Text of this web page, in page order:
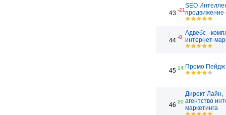
43 -21
SEO
продвижение
44 -8
Адвебс -
интернет-
45 14 Промо Пейдж
46 20
Директ Лайн,
агентство
маркетинга